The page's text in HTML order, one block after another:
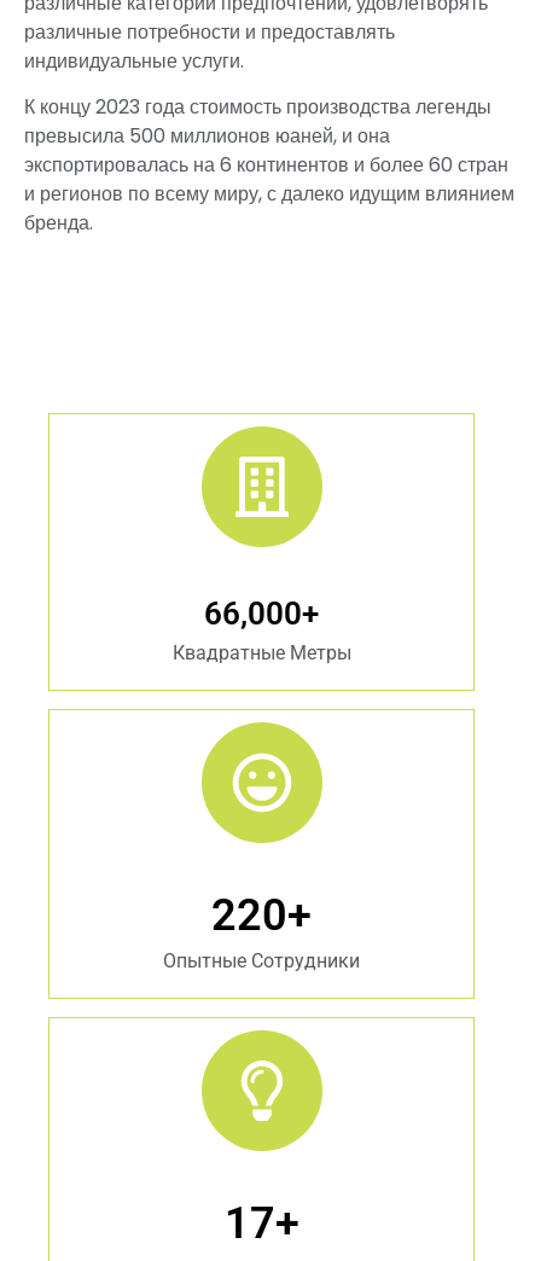
различные потребности и предоставлять
индивидуальные услуги.
К концу 2023 года стоимость производства легенды
превысила 500 миллионов юаней, и она
экспортировалась на 6 континентов и более 60 стран
и регионов по всему миру, с далеко идущим влиянием
бренда.
Квадратные Метры
66,000+
Опытные Сотрудники
220+
17+